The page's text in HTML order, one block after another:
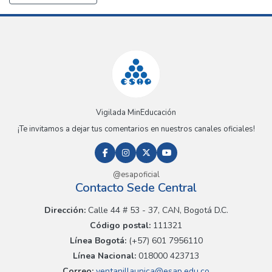
Vigilada MinEducación
¡Te invitamos a dejar tus comentarios en nuestros canales oficiales!
@esapoficial
Contacto Sede Central
Dirección:Calle 44 # 53 - 37, CAN, Bogotá D.C.
Código postal: 111321
Línea Bogotá:(+57) 601 7956110
Línea Nacional: 018000 423713